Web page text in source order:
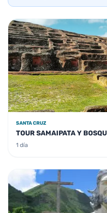
SANTA CRUZ
TOUR SAMAIPATA Y
1 día